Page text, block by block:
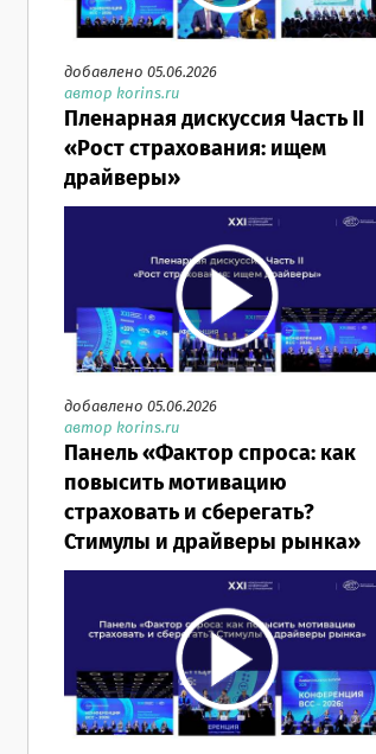
добавлено 05.06.2026
автор korins.ru
Пленарная дискуссия Часть II
«Рост страхования: ищем
драйверы»
добавлено 05.06.2026
автор korins.ru
Панель «Фактор спроса: как
повысить мотивацию
страховать и сберегать?
Стимулы и драйверы рынка»